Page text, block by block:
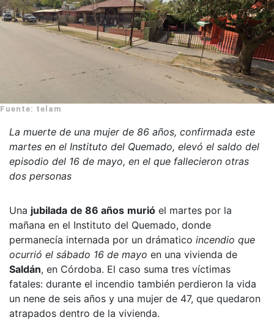
Fuente: telam
La muerte de una mujer de 86 años, confirmada este
martes en el Instituto del Quemado, elevó el saldo del
episodio del 16 de mayo, en el que fallecieron otras
dos personas
Una jubilada de 86 años murió el martes por la
mañana en el Instituto del Quemado, donde
permanecía internada por un drámatico incendio que
ocurrió el sábado 16 de mayo en una vivienda de
Saldán, en Córdoba. El caso suma tres víctimas
fatales: durante el incendio también perdieron la vida
un nene de seis años y una mujer de 47, que quedaron
atrapados dentro de la vivienda.